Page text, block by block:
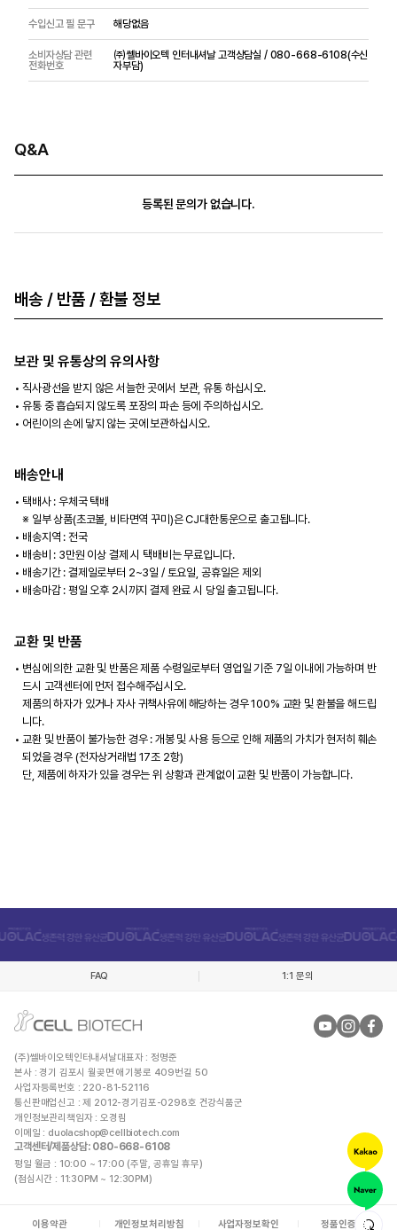
수입신고 필 문구 해당없음
소비자상담 관련
전화번호
㈜쎌바이오텍 인터내셔날 고객상담실 / 080-668-6108(수신
자부담)
Q&A
등록된 문의가 없습니다.
배송 / 반품 / 환불 정보
보관 및 유통상의 유의사항
직사광선을 받지 않은 서늘한 곳에서 보관, 유통 하십시오.
유통 중 흡습되지 않도록 포장의 파손 등에 주의하십시오.
어린이의 손에 닿지 않는 곳에 보관하십시오.
배송안내
택배사 : 우체국 택배
※ 일부 상품(초코볼, 비타면역 꾸미)은 CJ대한통운으로 출고됩니다.
배송지역 : 전국
배송비 : 3만원 이상 결제 시 택배비는 무료입니다.
배송기간 : 결제일로부터 2~3일 / 토요일, 공휴일은 제외
배송마감 : 평일 오후 2시까지 결제 완료 시 당일 출고됩니다.
교환 및 반품
변심에 의한 교환 및 반품은 제품 수령일로부터 영업일 기준 7일 이내에 가능하며 반
드시 고객센터에 먼저 접수해주십시오.
제품의 하자가 있거나 자사 귀책사유에 해당하는 경우 100% 교환 및 환불을 해드립
니다.
교환 및 반품이 불가능한 경우 : 개봉 및 사용 등으로 인해 제품의 가치가 현저히 훼손
되었을 경우 (전자상거래법 17조 2항)
단, 제품에 하자가 있을 경우는 위 상황과 관계없이 교환 및 반품이 가능합니다.
FAQ 1:1 문의
(주)쎌바이오텍인터내셔날대표자 : 정명준
본사 : 경기 김포시 월곶면 애기봉로 409번길 50
사업자등록번호 : 220-81-52116
통신판매업신고 : 제 2012-경기김포-0298호 건강식품군
개인정보관리책임자 : 오경림
이메일 : duolacshop@cellbiotech.com
고객센터/제품상담: 080-668-6108
평일 월금 : 10:00 ~ 17:00 (주말, 공휴일 휴무)
(점심시간 : 11:30PM ~ 12:30PM)
이용약관 개인정보처리방침 사업자정보확인 정품인증안내